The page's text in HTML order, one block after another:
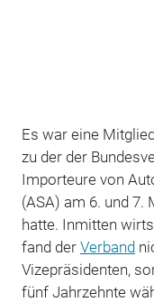
Es war eine
zu der der
Importeure von
(ASA) am 6. und 7.
hatte. Inmitten
fand der Verband
Vizepräsidenten,
fünf Jahrzehnte